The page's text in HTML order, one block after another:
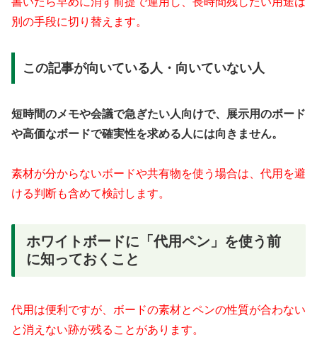
別の手段に切り替えます。
この記事が向いている人・向いていない人
短時間のメモや会議で急ぎたい人向けで、展示用のボード
や高価なボードで確実性を求める人には向きません。
素材が分からないボードや共有物を使う場合は、代用を避
ける判断も含めて検討します。
ホワイトボードに「代用ペン」を使う前
に知っておくこと
代用は便利ですが、ボードの素材とペンの性質が合わない
と消えない跡が残ることがあります。